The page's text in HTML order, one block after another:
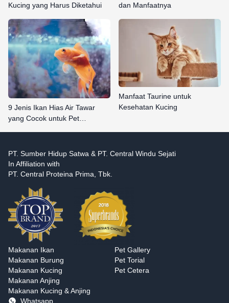
Kucing yang Harus Diketahui
dan Manfaatnya
9 Jenis Ikan Hias Air Tawar
yang Cocok untuk Pet…
Manfaat Taurine untuk
Kesehatan Kucing
PT. Sumber Hidup Satwa & PT. Central Windu Sejati
In Affiliation with
PT. Central Proteina Prima, Tbk.
Makanan Ikan
Makanan Burung
Makanan Kucing
Makanan Anjing
Makanan Kucing & Anjing
Pet Gallery
Pet Torial
Pet Cetera
Whatsapp